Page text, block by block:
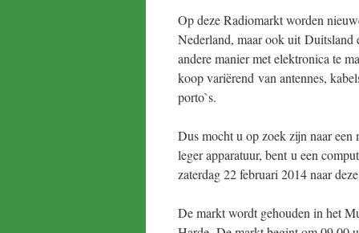
Op deze Radiomarkt worden
Nederland, maar ook uit Duitsland
andere manier met elektronica te
koop variërend van antennes,
porto`s.
Dus mocht u op zoek zijn naar een
leger apparatuur, bent u een
zaterdag 22 februari 2014 naar
De markt wordt gehouden in het